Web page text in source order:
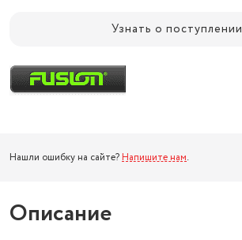
Узнать о поступлении
Нашли ошибку на сайте? Напишите нам.
Описание